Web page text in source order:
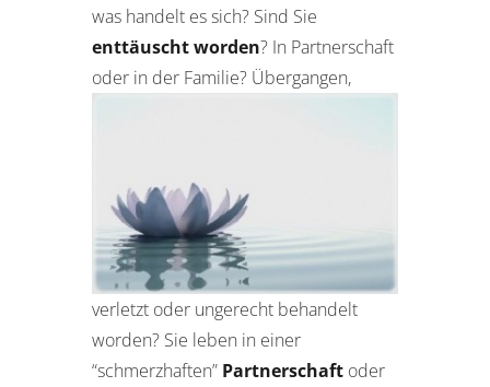
was handelt es sich? Sind Sie
enttäuscht worden? In Partnerschaft
oder in der Familie? Übergangen,
verletzt oder ungerecht behandelt
worden? Sie leben in einer
“schmerzhaften” Partnerschaft oder